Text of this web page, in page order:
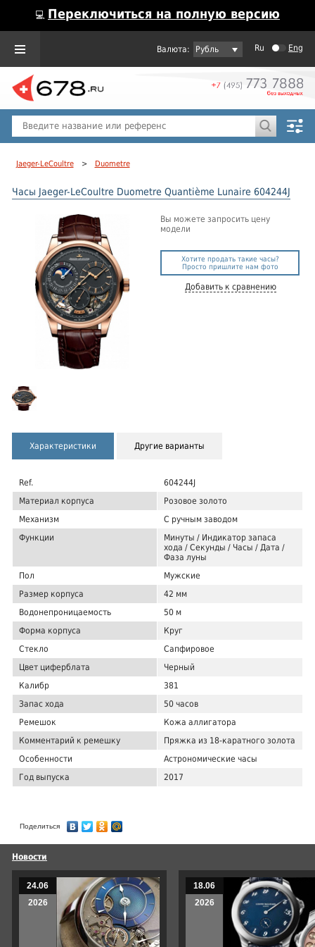
💻 Переключиться на полную версию
Рубль Ru Eng
Jaeger-LeCoultre > Duometre
Часы Jaeger-LeCoultre Duometre Quantième Lunaire 604244J
Вы можете запросить цену
модели
Хотите продать такие часы?
Просто пришлите нам фото
Добавить к сравнению
Характеристики Другие варианты
Ref.
604244J
Материал корпуса
Розовое золото
Механизм
С ручным заводом
Функции
Минуты / Индикатор запаса
хода / Секунды / Часы / Дата /
Фаза луны
Пол
Мужские
Размер корпуса
42 мм
Водонепроницаемость
50 м
Форма корпуса
Круг
Стекло
Сапфировое
Цвет циферблата
Черный
Калибр
381
Запас хода
50 часов
Ремешок
Кожа аллигатора
Комментарий к ремешку
Пряжка из 18-каратного золота
Особенности
Астрономические часы
Год выпуска
2017
Поделиться
Новости
24.06
2026
18.06
2026